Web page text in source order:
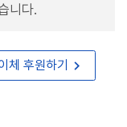
니다.
체 후원하기 chevron_right